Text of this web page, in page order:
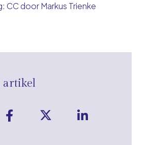
CC door Markus Trienke
artikel